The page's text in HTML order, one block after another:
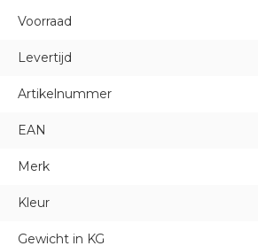
Voorraad
Levertijd
Artikelnummer
EAN
Merk
Kleur
Gewicht in KG